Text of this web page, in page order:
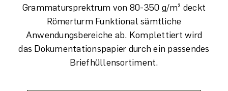
Grammatursprektrum von 80-350 g/m² deckt
Römerturm Funktional sämtliche
Anwendungsbereiche ab. Komplettiert wird
das Dokumentationspapier durch ein passendes
Briefhüllensortiment.